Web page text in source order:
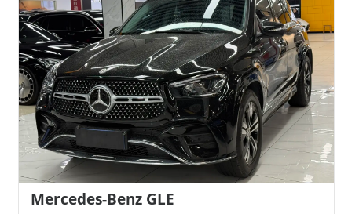
Mercedes-Benz GLE